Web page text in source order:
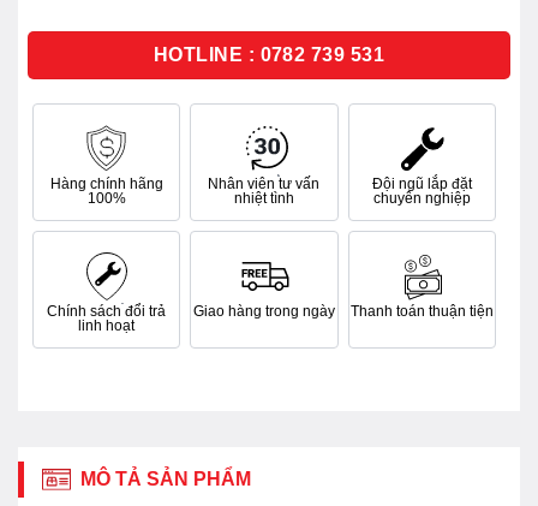
sao
HOTLINE : 0782 739 531
Hàng chính hãng
100%
Nhân viên tư vấn
nhiệt tình
Đội ngũ lắp đặt
chuyên nghiệp
Chính sách đổi trả
linh hoạt
Giao hàng trong ngày Thanh toán thuận tiện
MÔ TẢ SẢN PHẨM